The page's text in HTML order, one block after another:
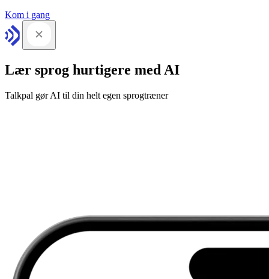
Kom i gang
Lær sprog hurtigere med AI
Talkpal gør AI til din helt egen sprogtræner